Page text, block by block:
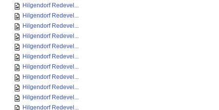
Hilgendorf Redevel...
Hilgendorf Redevel...
Hilgendorf Redevel...
Hilgendorf Redevel...
Hilgendorf Redevel...
Hilgendorf Redevel...
Hilgendorf Redevel...
Hilgendorf Redevel...
Hilgendorf Redevel...
Hilgendorf Redevel...
Hilgendorf Redevel...